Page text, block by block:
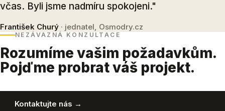
včas. Byli jsme nadmíru spokojeni."
František Churý · jednatel, Osmodry.cz
NEZÁVAZNÁ KONZULTACE
Rozumíme vašim požadavkům.
Pojďme probrat váš projekt.
Kontaktujte nás →